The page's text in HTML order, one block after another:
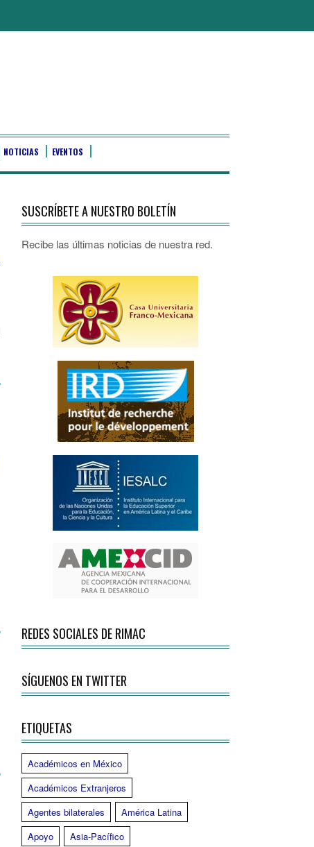
NOTICIAS EVENTOS
SUSCRÍBETE A NUESTRO BOLETÍN
Recibe las últimas noticias de nuestra red.
REDES SOCIALES DE RIMAC
SÍGUENOS EN TWITTER
ETIQUETAS
Académicos en México
Académicos Extranjeros
Agentes bilaterales
América Latina
Apoyo
Asia-Pacífico